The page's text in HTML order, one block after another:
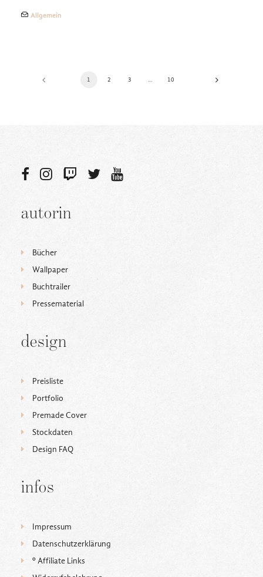
Allgemein
1 2 3 10
autorin
Bücher
Wallpaper
Buchtrailer
Pressematerial
design
Preisliste
Portfolio
Premade Cover
Stockdaten
Design FAQ
infos
Impressum
Datenschutzerklärung
ᵒ Affiliate Links